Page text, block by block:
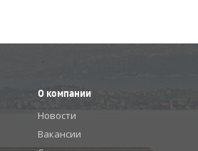
О компании
Новости
Вакансии